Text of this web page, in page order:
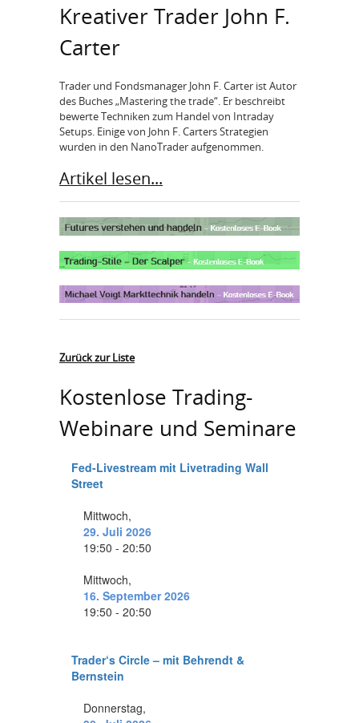
Kreativer Trader John F.
Carter
Trader und Fondsmanager John F. Carter ist Autor
des Buches „Mastering the trade“. Er beschreibt
bewerte Techniken zum Handel von Intraday
Setups. Einige von John F. Carters Strategien
wurden in den NanoTrader aufgenommen.
Artikel lesen...
Zurück zur Liste
Kostenlose Trading-
Webinare und Seminare